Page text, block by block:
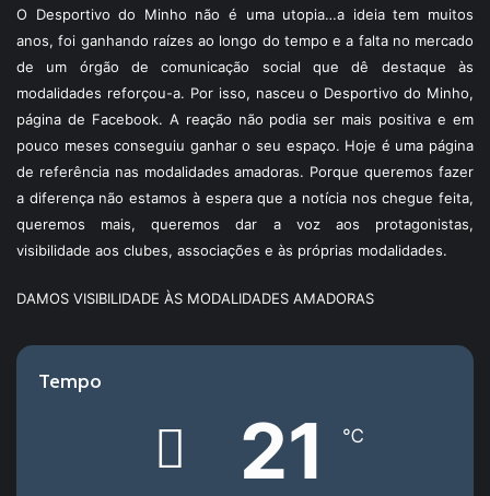
O Desportivo do Minho não é uma utopia…a ideia tem muitos
anos, foi ganhando raízes ao longo do tempo e a falta no mercado
de um órgão de comunicação social que dê destaque às
modalidades reforçou-a. Por isso, nasceu o Desportivo do Minho,
página de Facebook. A reação não podia ser mais positiva e em
pouco meses conseguiu ganhar o seu espaço. Hoje é uma página
de referência nas modalidades amadoras. Porque queremos fazer
a diferença não estamos à espera que a notícia nos chegue feita,
queremos mais, queremos dar a voz aos protagonistas,
visibilidade aos clubes, associações e às próprias modalidades.
DAMOS VISIBILIDADE ÀS MODALIDADES AMADORAS
Tempo
21 ℃